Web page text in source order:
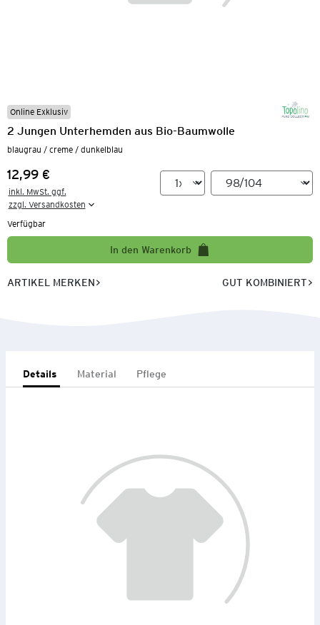
Online Exklusiv
2 Jungen Unterhemden aus Bio-Baumwolle
blaugrau / creme / dunkelblau
Preis:
12,99 €
inkl. MwSt. ggf.
zzgl. Versandkosten
Verfügbar
In den Warenkorb
ARTIKEL MERKEN GUT KOMBINIERT
Details Material Pflege